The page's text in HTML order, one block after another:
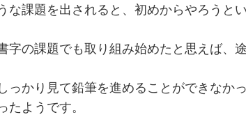
な課題を出されると、初めからやろうと
字の課題でも取り組み始めたと思えば、
っかり見て鉛筆を進めることができなか
たようです。